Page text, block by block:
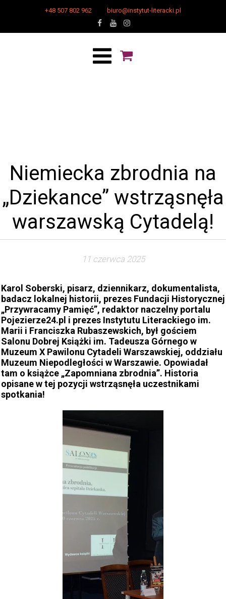
+48 507 802 962 biuro@instytut-literacki.pl
Niemiecka zbrodnia na
„Dziekance” wstrząsnęła
warszawską Cytadelą!
Karol Soberski, pisarz, dziennikarz, dokumentalista,
badacz lokalnej historii, prezes Fundacji Historycznej
„Przywracamy Pamięć”, redaktor naczelny portalu
Pojezierze24.pl i prezes Instytutu Literackiego im.
Marii i Franciszka Rubaszewskich, był gościem
Salonu Dobrej Książki im. Tadeusza Górnego w
Muzeum X Pawilonu Cytadeli Warszawskiej, oddziału
Muzeum Niepodległości w Warszawie. Opowiadał
tam o książce „Zapomniana zbrodnia”. Historia
opisane w tej pozycji wstrząsnęła uczestnikami
spotkania!
11 czerwca 2025